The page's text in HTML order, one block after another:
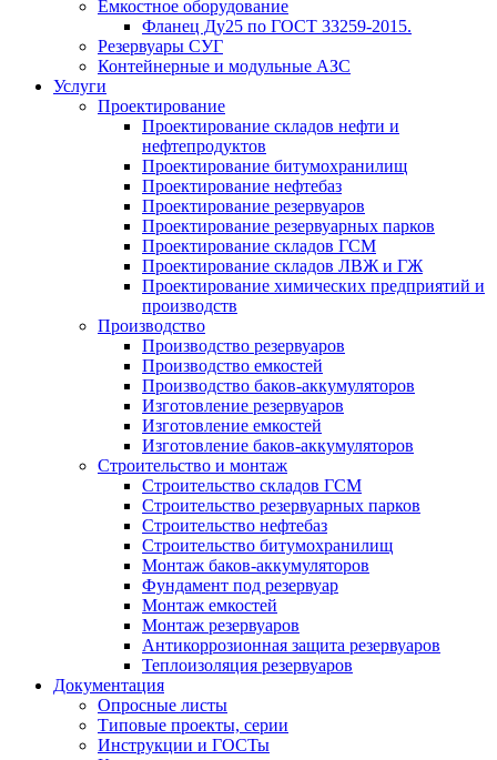
Емкостное оборудование
Фланец Ду25 по ГОСТ 33259-2015.
Резервуары СУГ
Контейнерные и модульные АЗС
Услуги
Проектирование
Проектирование складов нефти и
нефтепродуктов
Проектирование битумохранилищ
Проектирование нефтебаз
Проектирование резервуаров
Проектирование резервуарных парков
Проектирование складов ГСМ
Проектирование складов ЛВЖ и ГЖ
Проектирование химических предприятий и
производств
Производство
Производство резервуаров
Производство емкостей
Производство баков-аккумуляторов
Изготовление резервуаров
Изготовление емкостей
Изготовление баков-аккумуляторов
Строительство и монтаж
Строительство складов ГСМ
Строительство резервуарных парков
Строительство нефтебаз
Строительство битумохранилищ
Монтаж баков-аккумуляторов
Фундамент под резервуар
Монтаж емкостей
Монтаж резервуаров
Антикоррозионная защита резервуаров
Теплоизоляция резервуаров
Документация
Опросные листы
Типовые проекты, серии
Инструкции и ГОСТы